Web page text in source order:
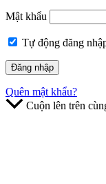
Mật khẩu
Tự động đăng
Quên mật khẩu?
Cuộn lên trên